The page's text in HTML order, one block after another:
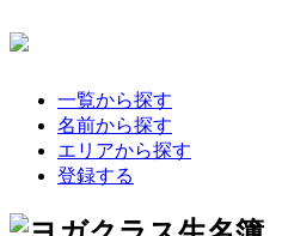
一覧から探す
名前から探す
エリアから探す
登録する